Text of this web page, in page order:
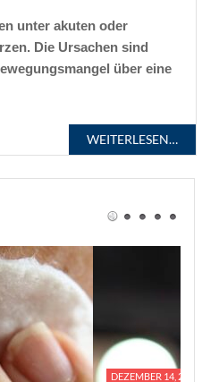
unter akuten oder
Die Ursachen sind
über eine
WEITERLESEN…
DEZEMBER 14, 2023